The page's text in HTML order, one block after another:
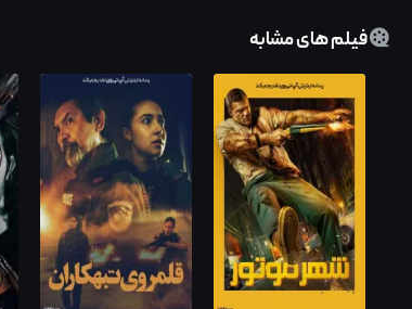
فیلم های مشابه